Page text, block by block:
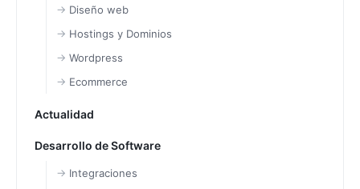
Diseño web
Hostings y Dominios
Wordpress
Ecommerce
Actualidad
Desarrollo de Software
Integraciones